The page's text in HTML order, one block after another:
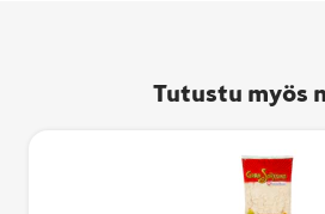
Tutustu myös